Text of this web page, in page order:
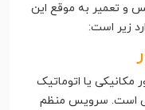
تعمیر به موقع این
زیر است:
مکانیکی یا اتوماتیک
است. سرویس منظم